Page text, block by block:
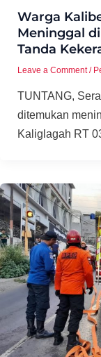
Warga
Meninggal
Tanda
Leave a Comment /
TUNTANG,
ditemukan
Kaliglagah RT